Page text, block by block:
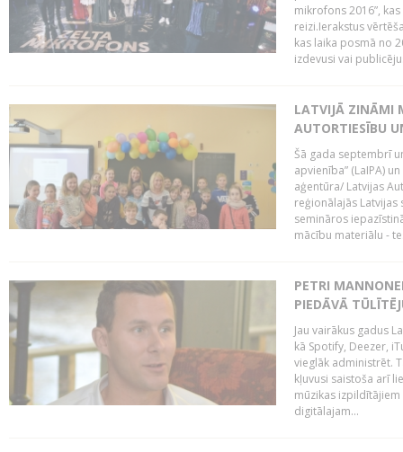
mikrofons 2016”,
reizi.Ierakstus
kas laika posmā no
izdevusi vai
LATVIJĀ ZINĀMI
AUTORTIESĪBU
Šā gada septembrī
apvienība” (LaIPA)
aģentūra/ Latvijas
reģionālajās
semināros
mācību materiālu -
PETRI
PIEDĀVĀ
Jau vairākus gadus
kā Spotify, Deezer,
vieglāk administrēt.
kļuvusi saistoša arī
mūzikas
digitālajam...